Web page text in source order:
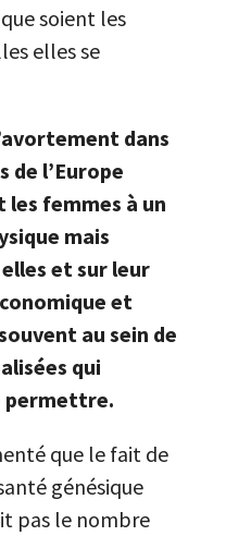
soient les
elles se
dans
de l’Europe
les femmes à un
mais
et sur leur
et
au sein de
qui
permettre.
que le fait de
génésique
pas le nombre